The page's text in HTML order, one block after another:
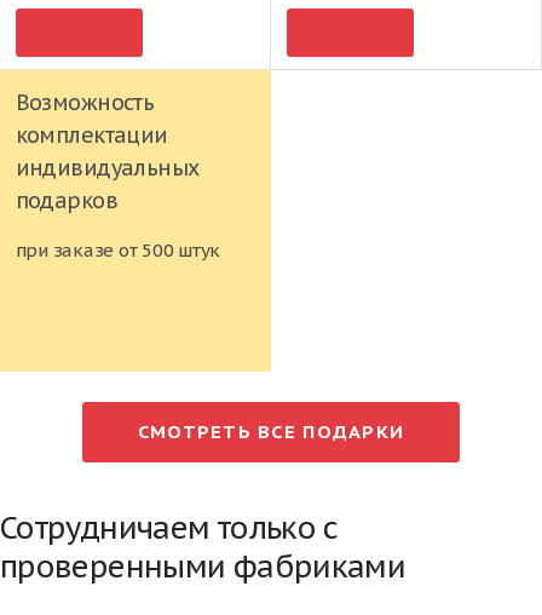
Возможность
комплектации
индивидуальных
подарков
при заказе от 500 штук
СМОТРЕТЬ ВСЕ ПОДАРКИ
Сотрудничаем только с
проверенными фабриками